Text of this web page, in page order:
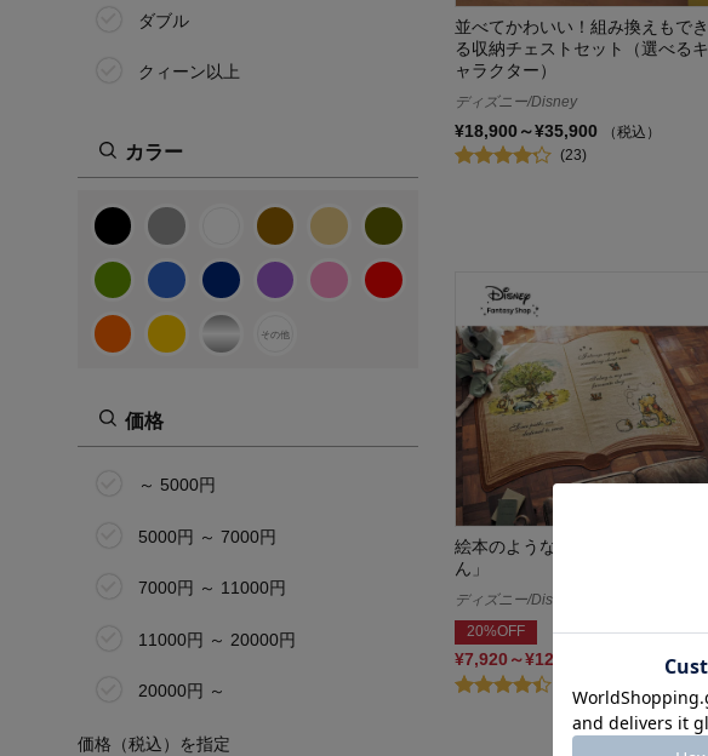
ダブル
クィーン以上
その他
カラー
その他
価格
～ 5000円
5000円 ～ 7000円
7000円 ～ 11000円
11000円 ～ 20000円
20000円 ～
価格（税込）を指定
並べてかわいい！組み換えもでき
る収納チェストセット（選べるキ
ャラクター）
ディズニー/Disney
¥18,900～¥35,900
（税込）
(23)
絵本のようなラグ「くまのプーさ
ん」
ディズニー/Disney
20%OFF
¥7,920～¥12,720